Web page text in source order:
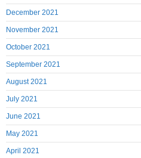
December 2021
November 2021
October 2021
September 2021
August 2021
July 2021
June 2021
May 2021
April 2021